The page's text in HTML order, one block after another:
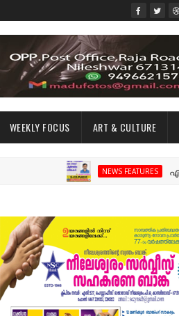
WEEKLY FOCUS ART & CULTURE
NEWS FEATURES എന്റെ